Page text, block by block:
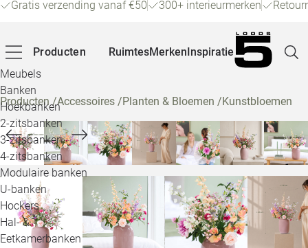
Gratis verzending vanaf €50 300+ interieurmerken
Producten
Meubels
Banken
Hoekbanken
2-zitsbanken
3-zitsbanken
4-zitsbanken
Modulaire banken
U-banken
Hockers
Hal- &
Eetkamerbanken
RuimtesMerkenInspiratie
Producten/Accessoires /Planten & Bloemen /Kunstbloemen